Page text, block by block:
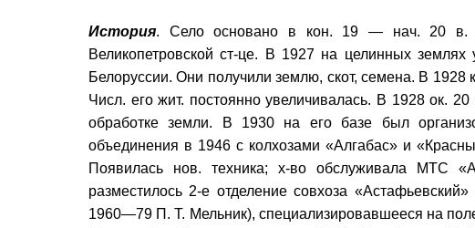
История. Село основано в кон. 19 — нач. 20 в.
Великопетровской ст-це. В 1927 на целинных
Белоруссии. Они получили землю, скот, семена. В
Числ. его жит. постоянно увеличивалась. В 1928 ок.
обработке земли. В 1930 на его базе был
объединения в 1946 с колхозами «Алгабас» и
Появилась нов. техника; х-во обслуживала МТС
разместилось 2-е отделение совхоза
1960—79 П. Т. Мельник), специализировавшееся на